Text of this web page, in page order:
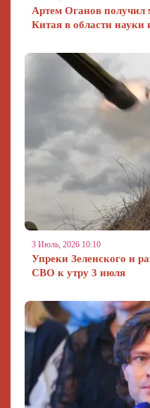
Артем Оганов
Китая в области
3 Июль, 2026 10:10
Упреки Зеленского и
СВО к утру 3 июля